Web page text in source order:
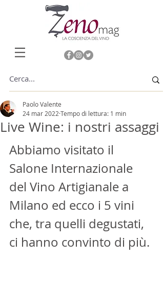
Live Wine: i nostri assaggi
Paolo Valente
24 mar 2022 Tempo di lettura: 1 min
Abbiamo visitato il
Salone Internazionale
del Vino Artigianale a
Milano ed ecco i 5 vini
che, tra quelli degustati,
ci hanno convinto di più.